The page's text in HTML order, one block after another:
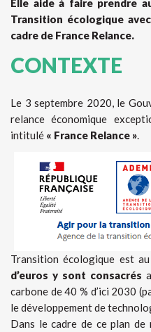
Elle aide à faire prendre
Transition écologique
cadre de France Relance.
CONTEXTE
Le 3 septembre 2020, le
relance économique
intitulé « France Relance ».
Transition écologique est
d’euros y sont consacrés
carbone de 40 % d’ici 2030
le développement de
Dans le cadre de ce plan de